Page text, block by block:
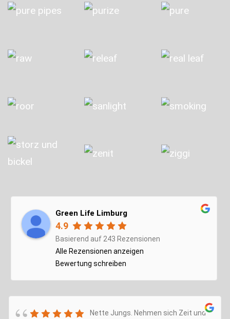
Green Life Limburg
4.9
Basierend auf 243 Rezensionen
Alle Rezensionen anzeigen
Bewertung schreiben
Nette Jungs. Nehmen sich Zeit und